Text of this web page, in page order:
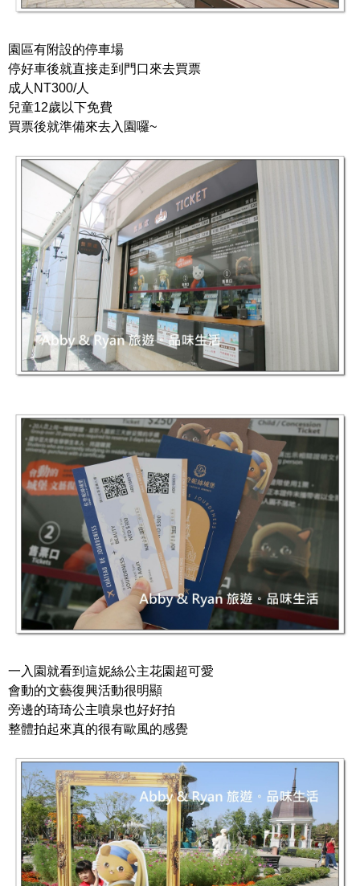
園區有附設的停車場
停好車後就直接走到門口來去買票
成人NT300/人
兒童12歲以下免費
買票後就準備來去入園囉~
一入園就看到這妮絲公主花園超可愛
會動的文藝復興活動很明顯
旁邊的琦琦公主噴泉也好好拍
整體拍起來真的很有歐風的感覺